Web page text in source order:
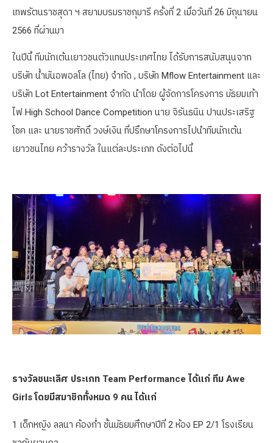
เทพรัตนราชสุดา ฯ สยามบรมราชกุมารี ครั้งที่ 2 เมื่อวันที่ 26 มิถุนายน
2566 ที่ผ่านมา
ในปีนี้ ทีมนักเต้นเยาวชนตัวแทนประเทศไทย ได้รับการสนับสนุนจาก
บริษัท น้ำมันอพอลโล (ไทย) จำกัด , บริษัท Mflow Entertainment และ
บริษัท Lot Entertainment จำกัด นำโดย ผู้จัดการโครงการ มัธยมเท้า
ไฟ High School Dance Competition นาย จิรันธนิน ปานประเสริฐ
โชค และ นายราชศักดิ์ วงษ์เงิน ที่ปรึกษาโครงการไปนำทีมนักเต้น
เยาวชนไทย คว้ารางวัล ในแต่ละประเภท ดังต่อไปนี้
รางวัลชนะเลิศ ประเภท Team Performance ได้แก่ ทีม Awe
Girls โดยมีสมาชิกทั้งหมด 9 คน ได้แก่
1 เด็กหญิง ลลนา ค้องก่ำ ชั้นมัธยมศึกษาปีที่ 2 ห้อง EP 2/1 โรงเรียน